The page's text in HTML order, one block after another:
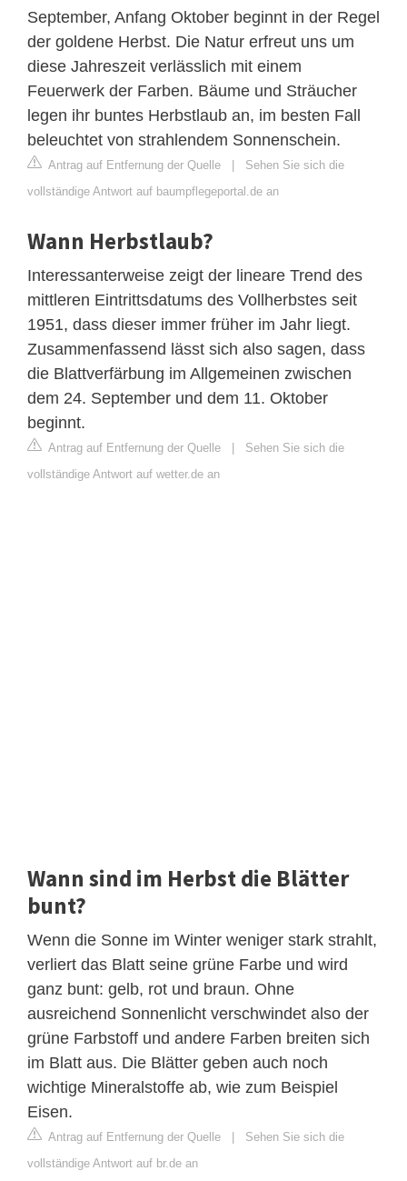
September, Anfang Oktober beginnt in der Regel
der goldene Herbst. Die Natur erfreut uns um
diese Jahreszeit verlässlich mit einem
Feuerwerk der Farben. Bäume und Sträucher
legen ihr buntes Herbstlaub an, im besten Fall
beleuchtet von strahlendem Sonnenschein.
Antrag auf Entfernung der Quelle
Sehen Sie sich die
vollständige Antwort auf baumpflegeportal.de an
Wann Herbstlaub?
Interessanterweise zeigt der lineare Trend des
mittleren Eintrittsdatums des Vollherbstes seit
1951, dass dieser immer früher im Jahr liegt.
Zusammenfassend lässt sich also sagen, dass
die Blattverfärbung im Allgemeinen zwischen
dem 24. September und dem 11. Oktober
beginnt.
Antrag auf Entfernung der Quelle
Sehen Sie sich die
vollständige Antwort auf wetter.de an
Wann sind im Herbst die Blätter
bunt?
Wenn die Sonne im Winter weniger stark strahlt,
verliert das Blatt seine grüne Farbe und wird
ganz bunt: gelb, rot und braun. Ohne
ausreichend Sonnenlicht verschwindet also der
grüne Farbstoff und andere Farben breiten sich
im Blatt aus. Die Blätter geben auch noch
wichtige Mineralstoffe ab, wie zum Beispiel
Eisen.
Antrag auf Entfernung der Quelle
Sehen Sie sich die
vollständige Antwort auf br.de an